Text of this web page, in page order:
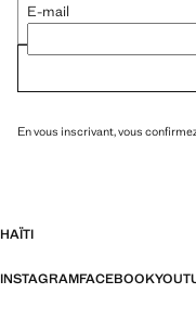
E-mail
En vous inscrivant, vous
HAÏTI
INSTAGRAMFACEBOOK